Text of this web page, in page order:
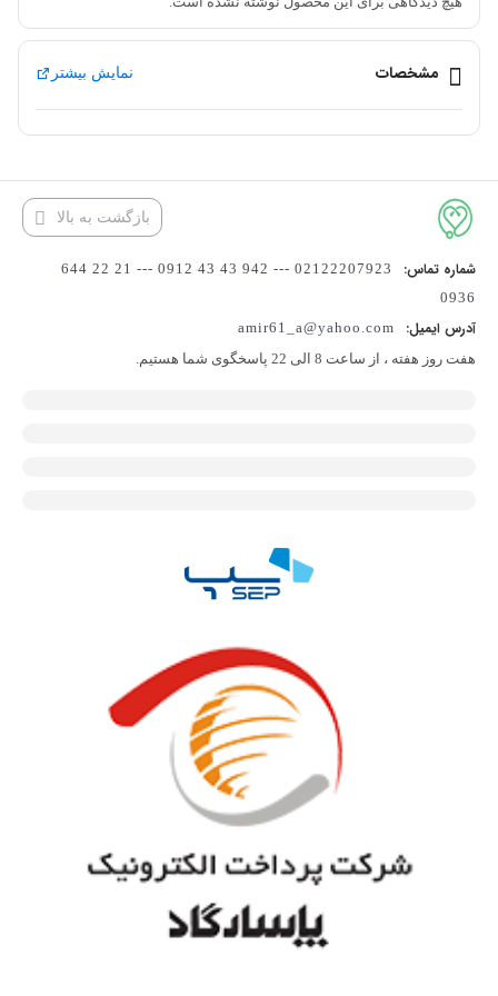
مشخصات نمایش بیشتر
بازگشت به بالا
شماره تماس:
02122207923 --- 942 43 43 0912 --- 21 22 644
0936
آدرس ایمیل:
amir61_a@yahoo.com
هفت روز هفته ، از ساعت 8 الی 22 پاسخگوی شما هستیم.